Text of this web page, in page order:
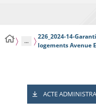
...
226_2024-14-
logements Avenue
ACTE